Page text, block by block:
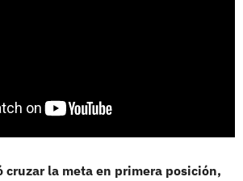
cruzar la meta en primera posición,